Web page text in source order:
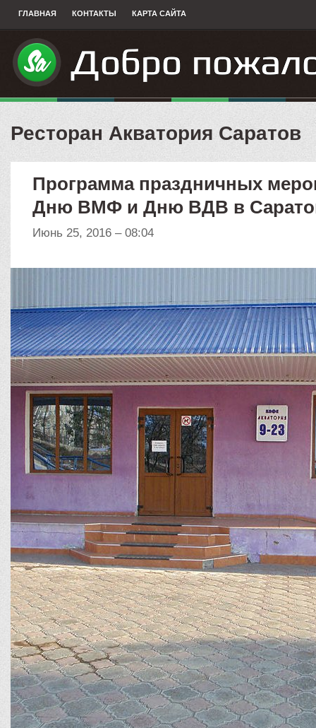
ГЛАВНАЯ КОНТАКТЫ КАРТА САЙТА
Ресторан Акватория Саратов
Программа праздничных
Дню ВМФ и Дню ВДВ в
Июнь 25, 2016 – 08:04